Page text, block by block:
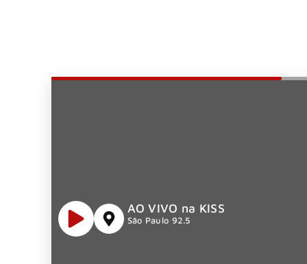
AO VIVO na KISS
São Paulo 92.5